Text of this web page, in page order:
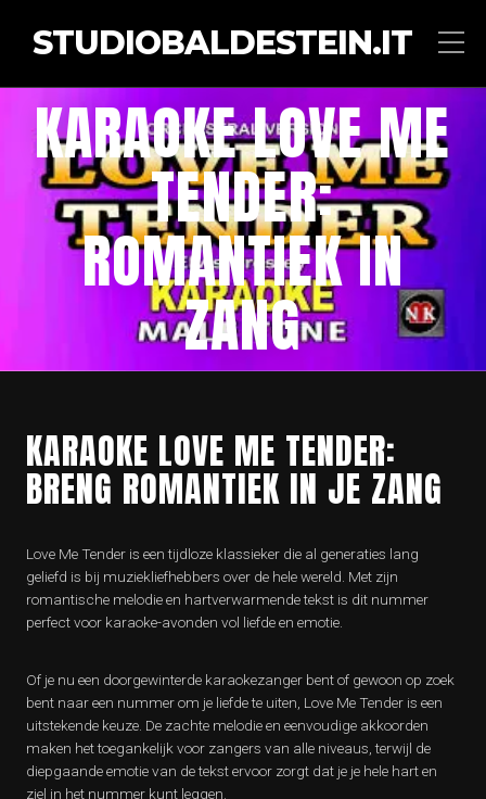
STUDIOBALDESTEIN.IT
KARAOKE LOVE ME
TENDER:
ROMANTIEK IN
ZANG
KARAOKE LOVE ME TENDER:
BRENG ROMANTIEK IN JE ZANG
Love Me Tender is een tijdloze klassieker die al generaties lang
geliefd is bij muziekliefhebbers over de hele wereld. Met zijn
romantische melodie en hartverwarmende tekst is dit nummer
perfect voor karaoke-avonden vol liefde en emotie.
Of je nu een doorgewinterde karaokezanger bent of gewoon op zoek
bent naar een nummer om je liefde te uiten, Love Me Tender is een
uitstekende keuze. De zachte melodie en eenvoudige akkoorden
maken het toegankelijk voor zangers van alle niveaus, terwijl de
diepgaande emotie van de tekst ervoor zorgt dat je je hele hart en
ziel in het nummer kunt leggen.